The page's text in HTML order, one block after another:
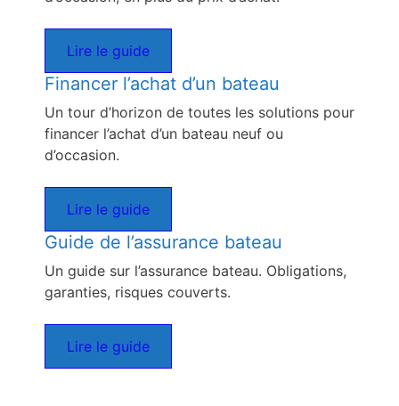
Lire le guide
Financer l’achat d’un bateau
Un tour d’horizon de toutes les solutions pour
financer l’achat d’un bateau neuf ou
d’occasion.
Lire le guide
Guide de l’assurance bateau
Un guide sur l’assurance bateau. Obligations,
garanties, risques couverts.
Lire le guide